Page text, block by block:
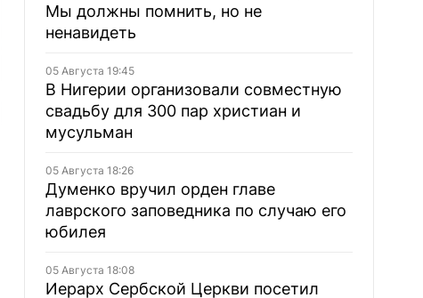
Мы должны помнить, но не
ненавидеть
05 Августа 19:45
В Нигерии организовали совместную
свадьбу для 300 пар христиан и
мусульман
05 Августа 18:26
Думенко вручил орден главе
лаврского заповедника по случаю его
юбилея
05 Августа 18:08
Иерарх Сербской Церкви посетил